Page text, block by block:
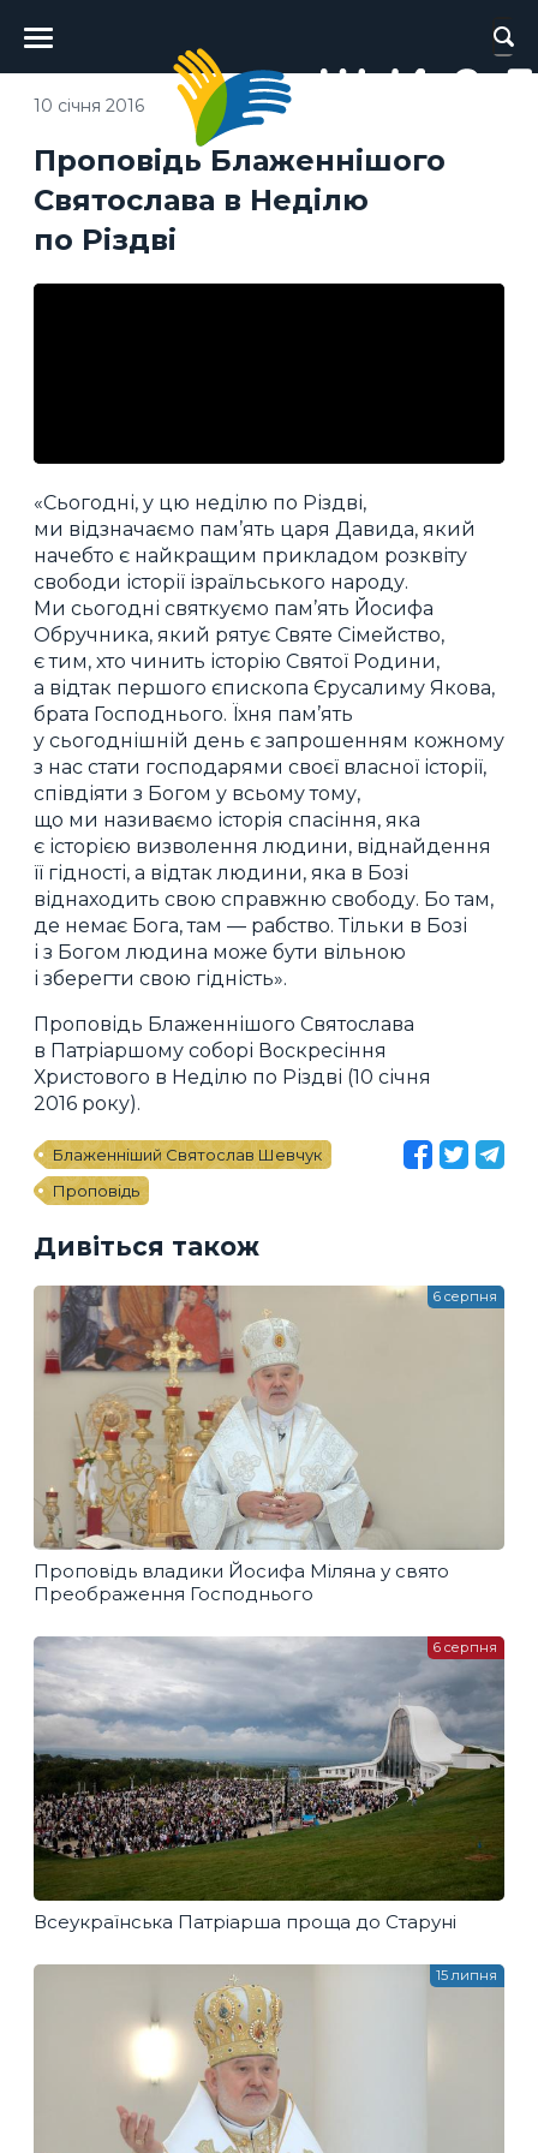
Головне
меню
Проповідь Блаженнішого
Святослава в Неділю
по Різдві
10 січня 2016
«Сьогодні, у цю неділю по Різдві,
ми відзначаємо пам’ять царя Давида, який
начебто є найкращим прикладом розквіту
свободи історії ізраїльського народу.
Ми сьогодні святкуємо пам’ять Йосифа
Обручника, який рятує Святе Сімейство,
є тим, хто чинить історію Святої Родини,
а відтак першого єпископа Єрусалиму Якова,
брата Господнього. Їхня пам’ять
у сьогоднішній день є запрошенням кожному
з нас стати господарями своєї власної історії,
співдіяти з Богом у всьому тому,
що ми називаємо історія спасіння, яка
є історією визволення людини, віднайдення
її гідності, а відтак людини, яка в Бозі
віднаходить свою справжню свободу. Бо там,
де немає Бога, там — рабство. Тільки в Бозі
і з Богом людина може бути вільною
і зберегти свою гідність».
Проповідь Блаженнішого Святослава
в Патріаршому соборі Воскресіння
Христового в Неділю по Різдві (10 січня
2016 року).
Блаженніший Святослав Шевчук
Проповідь
Дивіться також
Проповідь владики Йосифа Міляна у свято
Преображення Господнього
6 серпня
Всеукраїнська Патріарша проща до Старуні
6 серпня
15 липня